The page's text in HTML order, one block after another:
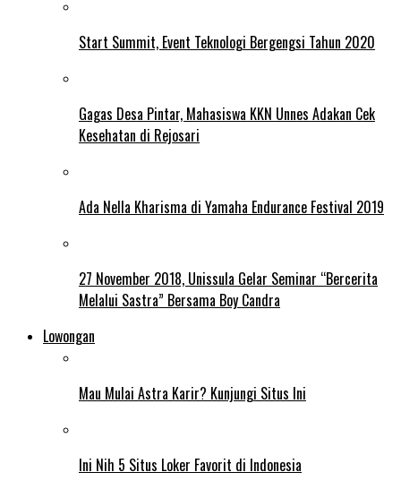
Start Summit, Event Teknologi Bergengsi Tahun 2020
Gagas Desa Pintar, Mahasiswa KKN Unnes Adakan Cek
Kesehatan di Rejosari
Ada Nella Kharisma di Yamaha Endurance Festival 2019
27 November 2018, Unissula Gelar Seminar “Bercerita
Melalui Sastra” Bersama Boy Candra
Lowongan
Mau Mulai Astra Karir? Kunjungi Situs Ini
Ini Nih 5 Situs Loker Favorit di Indonesia